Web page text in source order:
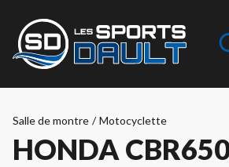
Salle de montre / Motocyclette
HONDA